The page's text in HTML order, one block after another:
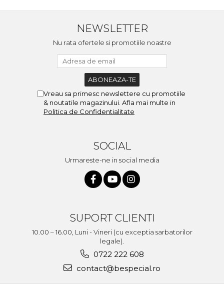
NEWSLETTER
Nu rata ofertele si promotiile noastre
Vreau sa primesc newslettere cu promotiile
& noutatile magazinului. Afla mai multe in
Politica de Confidentialitate
SOCIAL
Urmareste-ne in social media
SUPORT CLIENTI
10.00 – 16.00, Luni - Vineri (cu exceptia sarbatorilor
legale).
0722 222 608
contact@bespecial.ro